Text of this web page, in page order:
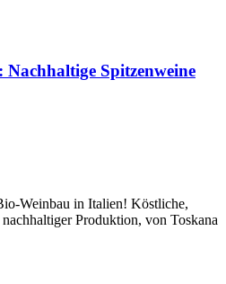
Spitzenweine
Weinbau in Italien! Köstliche,
Produktion, von Toskana